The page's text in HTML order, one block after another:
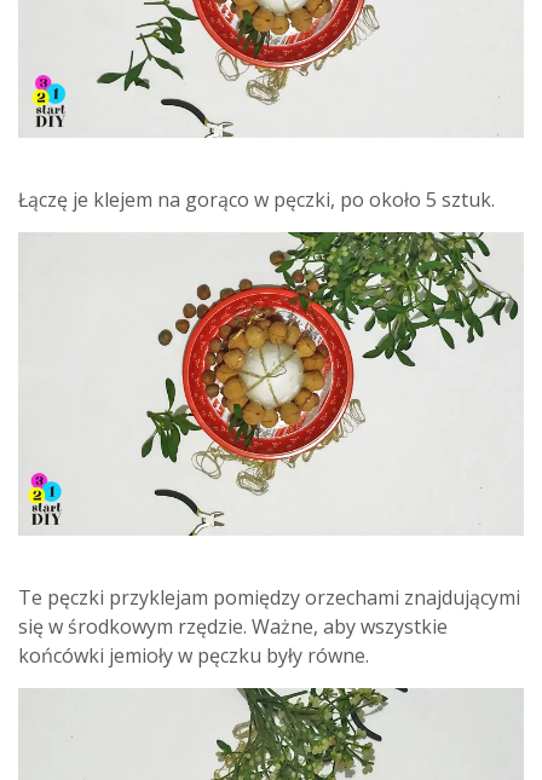
Łączę je klejem na gorąco w pęczki, po około 5 sztuk.
Te pęczki przyklejam pomiędzy orzechami znajdującymi
się w środkowym rzędzie. Ważne, aby wszystkie
końcówki jemioły w pęczku były równe.